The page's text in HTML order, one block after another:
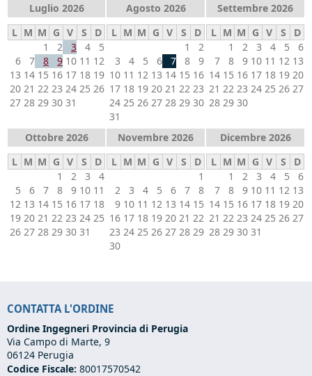
Luglio 2026
L M M G V S
D
1
2 3 4
5
6
7 8 9 10 11 12
13 14 15 16 17 18 19
20 21 22 23 24 25 26
27 28 29 30 31
Agosto 2026
L M M G V S
D
1
2
3
4 5 6 7 8
9
10 11 12 13 14 15 16
17 18 19 20 21 22 23
24 25 26 27 28 29 30
31
Settembre 2026
L M M G V S
D
1
2 3 4 5
6
7
8 9 10 11 12 13
14 15 16 17 18 19 20
21 22 23 24 25 26 27
28 29 30
Ottobre 2026
L M M G V S
D
1
2 3
4
5
6 7 8 9 10 11
12 13 14 15 16 17 18
19 20 21 22 23 24 25
26 27 28 29 30 31
Novembre 2026
L M M G V S
D
1
2
3 4 5 6 7
8
9 10 11 12 13 14 15
16 17 18 19 20 21 22
23 24 25 26 27 28 29
30
Dicembre 2026
L M M G V S
D
1
2 3 4 5
6
7
8 9 10 11 12 13
14 15 16 17 18 19 20
21 22 23 24 25 26 27
28 29 30 31
CONTATTA L'ORDINE
Ordine Ingegneri Provincia di Perugia
Via Campo di Marte, 9
06124 Perugia
Codice Fiscale: 80017570542